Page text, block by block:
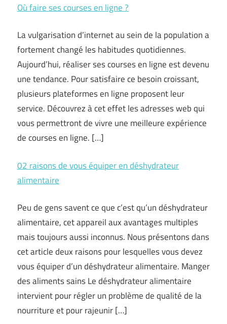
Où faire ses courses en ligne ?
La vulgarisation d’internet au sein de la population a
fortement changé les habitudes quotidiennes.
Aujourd’hui, réaliser ses courses en ligne est devenu
une tendance. Pour satisfaire ce besoin croissant,
plusieurs plateformes en ligne proposent leur
service. Découvrez à cet effet les adresses web qui
vous permettront de vivre une meilleure expérience
de courses en ligne. […]
02 raisons de vous équiper en déshydrateur
alimentaire
Peu de gens savent ce que c’est qu’un déshydrateur
alimentaire, cet appareil aux avantages multiples
mais toujours aussi inconnus. Nous présentons dans
cet article deux raisons pour lesquelles vous devez
vous équiper d’un déshydrateur alimentaire. Manger
des aliments sains Le déshydrateur alimentaire
intervient pour régler un problème de qualité de la
nourriture et pour rajeunir […]